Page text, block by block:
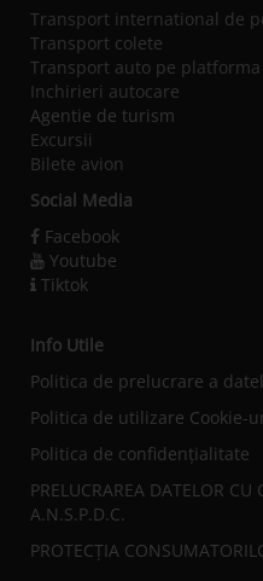
Transport international de
Transport colete
Transport auto pe platforma
Inchirieri autocare
Agentie de turism
Excursii
Bilete avion
Social Media
Facebook
Youtube
Tiktok
Info Utile
Politica de prelucrare a
Politica de utilizare Cookie-
Politica de confidențialitate
PRELUCRAREA DATELOR CU
A.N.S.P.D.C.
PROTECȚIA